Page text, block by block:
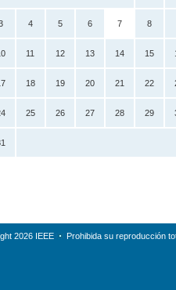
4 5 6 7 8
11 12 13 14 15
18 19 20 21 22
25 26 27 28 29
2026 IEEE Prohibida su reproducción